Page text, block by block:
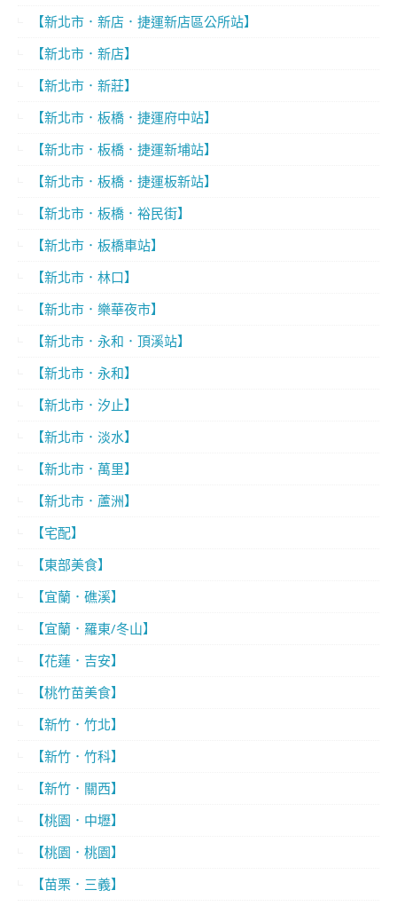
【新北市．新店．捷運新店區公所站】
【新北市．新店】
【新北市．新莊】
【新北市．板橋．捷運府中站】
【新北市．板橋．捷運新埔站】
【新北市．板橋．捷運板新站】
【新北市．板橋．裕民街】
【新北市．板橋車站】
【新北市．林口】
【新北市．樂華夜市】
【新北市．永和．頂溪站】
【新北市．永和】
【新北市．汐止】
【新北市．淡水】
【新北市．萬里】
【新北市．蘆洲】
【宅配】
【東部美食】
【宜蘭．礁溪】
【宜蘭．羅東/冬山】
【花蓮．吉安】
【桃竹苗美食】
【新竹．竹北】
【新竹．竹科】
【新竹．關西】
【桃園．中壢】
【桃園．桃園】
【苗栗．三義】